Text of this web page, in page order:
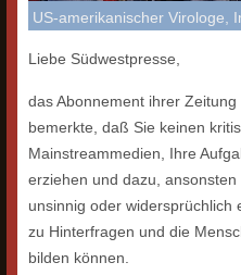
US-amerikanischer Virologe,
Liebe Südwestpresse,
das Abonnement ihrer
bemerkte, daß Sie keinen
Mainstreammedien, Ihre
erziehen und dazu,
unsinnig oder widersprüchlich
zu Hinterfragen und die
bilden können.